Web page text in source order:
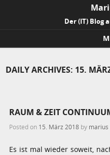
Der (IT) Blog
DAILY ARCHIVES: 15.
RAUM & ZEIT
Posted on 15. März 2018 by marius
Es ist mal wieder soweit,